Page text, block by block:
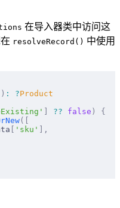
在导入器类中访问这
resolveRecord() 中使用
: ?Product
?? false )
{
([
'sku'
],